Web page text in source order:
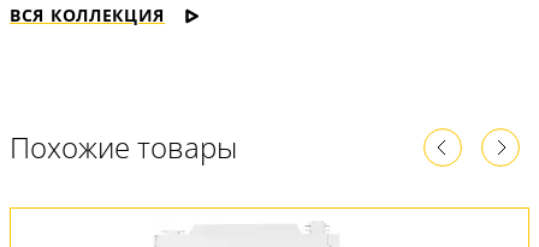
ВСЯ КОЛЛЕКЦИЯ
Похожие товары